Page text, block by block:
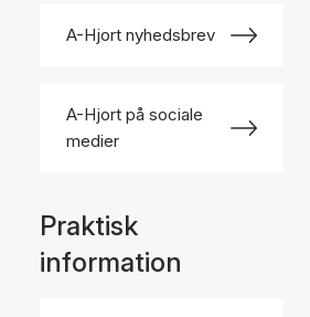
A-Hjort nyhedsbrev
A-Hjort på sociale
medier
Praktisk
information